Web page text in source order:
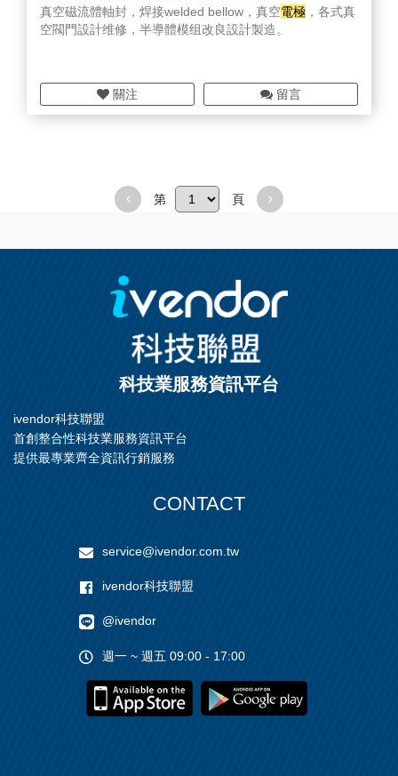
廠務系統/管路配管工程
真空磁流體軸封，焊接welded bellow，真空電極 ，各式真
空閥門設計维修，半導體模组改良設計製造。
關注 留言
第 頁
科技業服務資訊平台
ivendor科技聯盟
首創整合性科技業服務資訊平台
提供最專業齊全資訊行銷服務
CONTACT
service@ivendor.com.tw
ivendor科技聯盟
@ivendor
週一 ~ 週五 09:00 - 17:00